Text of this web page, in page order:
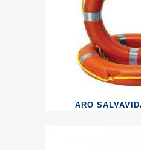
ARO